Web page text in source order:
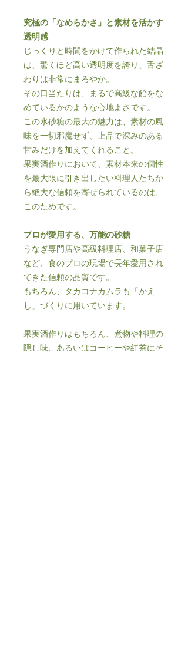
究極の「なめらかさ」と素材を活かす
透明感
じっくりと時間をかけて作られた結晶
は、驚くほど高い透明度を誇り、舌ざ
わりは非常にまろやか。
その口当たりは、まるで高級な飴をな
めているかのような心地よさです。
この氷砂糖の最大の魅力は、素材の風
味を一切邪魔せず、上品で深みのある
甘みだけを加えてくれること。
果実酒作りにおいて、素材本来の個性
を最大限に引き出したい料理人たちか
ら絶大な信頼を寄せられているのは、
このためです。
プロが愛用する、万能の砂糖
うなぎ専門店や高級料理店、和菓子店
など、食のプロの現場で長年愛用され
てきた信頼の品質です。
もちろん、タカコナカムラも「かえ
し」づくりに用いています。
果実酒作りはもちろん、煮物や料理の
隠し味、あるいはコーヒーや紅茶にそ